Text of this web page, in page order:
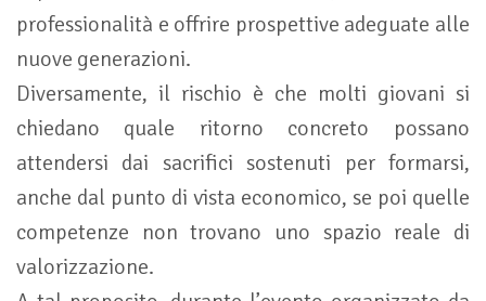
professionalità e offrire prospettive adeguate alle
nuove generazioni.
Diversamente, il rischio è che molti giovani si
chiedano quale ritorno concreto possano
attendersi dai sacrifici sostenuti per formarsi,
anche dal punto di vista economico, se poi quelle
competenze non trovano uno spazio reale di
valorizzazione.